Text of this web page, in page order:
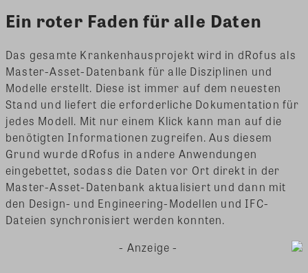
Ein roter Faden für alle Daten
Das gesamte Krankenhausprojekt wird in dRofus als
Master-Asset-Datenbank für alle Disziplinen und
Modelle erstellt. Diese ist immer auf dem neuesten
Stand und liefert die erforderliche Dokumentation für
jedes Modell. Mit nur einem Klick kann man auf die
benötigten Informationen zugreifen. Aus diesem
Grund wurde dRofus in andere Anwendungen
eingebettet, sodass die Daten vor Ort direkt in der
Master-Asset-Datenbank aktualisiert und dann mit
den Design- und Engineering-Modellen und IFC-
Dateien synchronisiert werden konnten.
- Anzeige -